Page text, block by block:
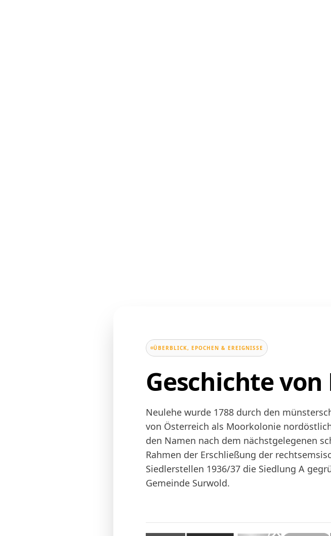
ÜBERBLICK, EPOCHEN & EREIGNISSE
Geschichte
Neulehe wurde 1788 durch den
von Österreich als Moorkolonie
den Namen nach dem nächstgelegenen
Rahmen der Erschließung der
Siedlerstellen 1936/37 die Siedlung A
Gemeinde Surwold.